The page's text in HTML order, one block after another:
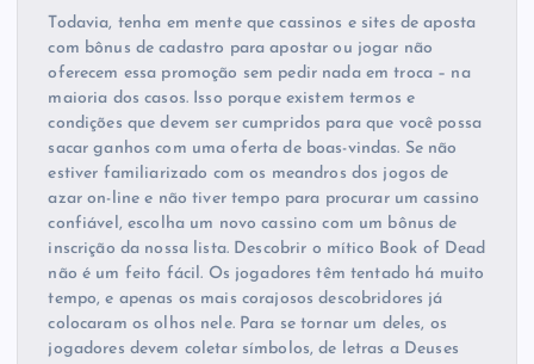
Todavia, tenha em mente que cassinos e sites de aposta
com bônus de cadastro para apostar ou jogar não
oferecem essa promoção sem pedir nada em troca – na
maioria dos casos. Isso porque existem termos e
condições que devem ser cumpridos para que você possa
sacar ganhos com uma oferta de boas-vindas. Se não
estiver familiarizado com os meandros dos jogos de
azar on-line e não tiver tempo para procurar um cassino
confiável, escolha um novo cassino com um bônus de
inscrição da nossa lista. Descobrir o mítico Book of Dead
não é um feito fácil. Os jogadores têm tentado há muito
tempo, e apenas os mais corajosos descobridores já
colocaram os olhos nele. Para se tornar um deles, os
jogadores devem coletar símbolos, de letras a Deuses